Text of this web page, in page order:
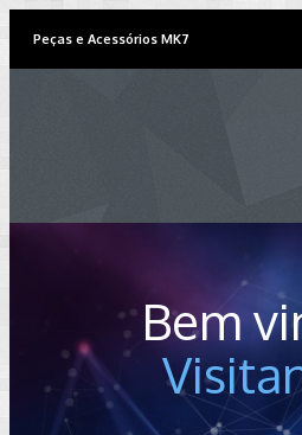
Peças e Acessórios MK7
Bem